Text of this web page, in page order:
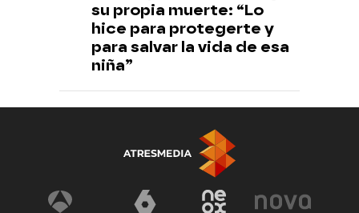
su propia muerte: “Lo
hice para protegerte y
para salvar la vida de esa
niña”